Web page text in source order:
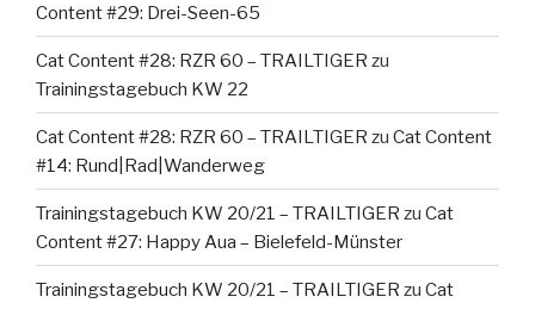
Content #29: Drei-Seen-65
Cat Content #28: RZR 60 – TRAILTIGER zu
Trainingstagebuch KW 22
Cat Content #28: RZR 60 – TRAILTIGER zu Cat Content
#14: Rund|Rad|Wanderweg
Trainingstagebuch KW 20/21 – TRAILTIGER zu Cat
Content #27: Happy Aua – Bielefeld-Münster
Trainingstagebuch KW 20/21 – TRAILTIGER zu Cat